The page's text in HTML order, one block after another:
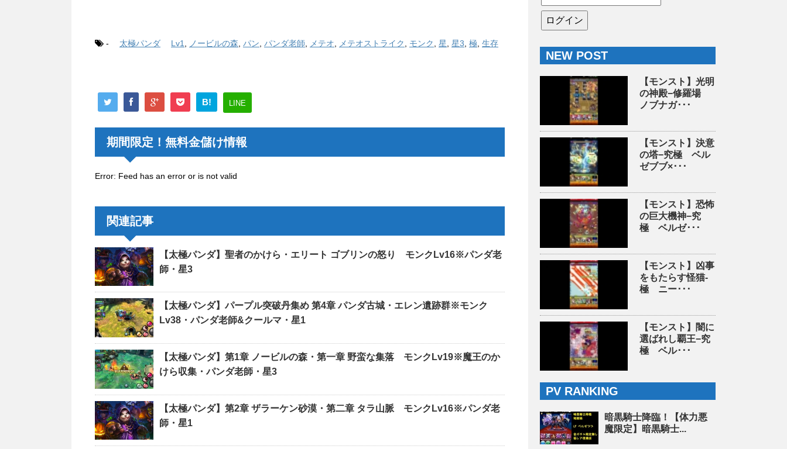
- 太極パンダ Lv1 ノービルの森 パン パンダ老師 メテオ メテオストライク モンク 星 星3 極 生存
B! LINE
期間限定！無料金儲け情報
Error: Feed has an error or is not valid
関連記事
【太極パンダ】聖者のかけら・エリート ゴブリンの怒り モンクLv16※パンダ老
師・星3
【太極パンダ】パープル突破丹集め 第4章 パンダ古城・エレン遺跡群※モンク
Lv38・パンダ老師&クールマ・星1
【太極パンダ】第1章 ノービルの森・第一章 野蛮な集落 モンクLv19※魔王のか
けら収集・パンダ老師・星3
【太極パンダ】第2章 ザラーケン砂漠・第二章 タラ山脈 モンクLv16※パンダ老
師・星1
NEW POST
【モンスト】光明
の神殿−修羅場
ノブナガ･･･
【モンスト】決意
の塔−究極 ベル
ゼブブ×･･･
【モンスト】恐怖
の巨大機神−究
極 ベルゼ･･･
【モンスト】凶事
をもたらす怪猫-
極 ニー･･･
【モンスト】闇に
選ばれし覇王−究
極 ベル･･･
PV RANKING
暗黒騎士降臨！【体力悪
魔限定】暗黒騎士...